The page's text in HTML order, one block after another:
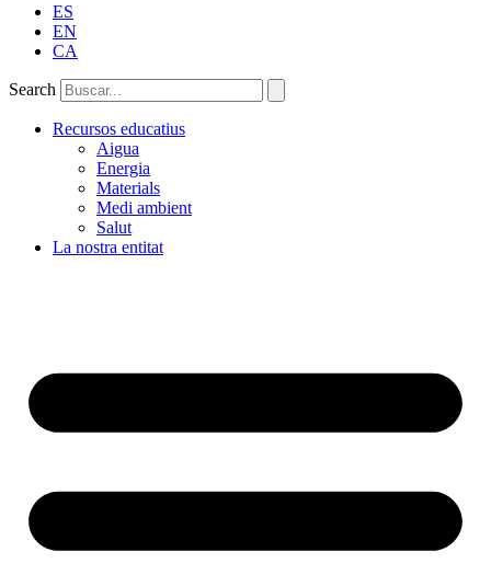
ES
EN
CA
Search
Recursos educatius
Aigua
Energia
Materials
Medi ambient
Salut
La nostra entitat